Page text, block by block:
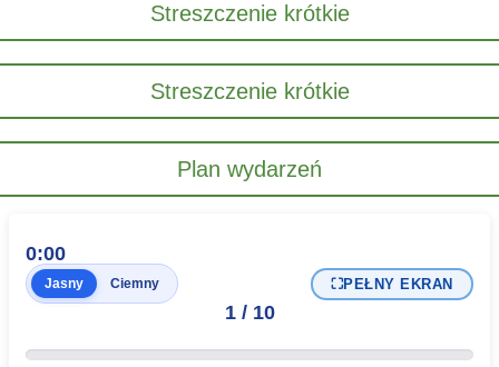
Streszczenie krótkie
Streszczenie krótkie
Plan wydarzeń
0:00
1/ 10
Jasny Ciemny ⛶PEŁNY EKRAN